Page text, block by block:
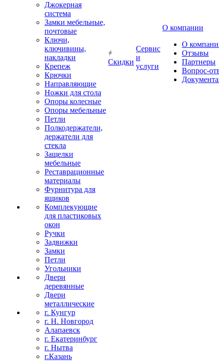
Джокерная
система
Замки мебельные,
почтовые
Ключи,
ключивины,
накладки
Крепеж
Крючки
Направляющие
Ножки для стола
Опоры колесные
Опоры мебельные
Петли
Полкодержатели,
держатели для
стекла
Защелки
мебельные
Реставрационные
материалы
Фурнитура для
ящиков
Комплекующие
для пластиковых
окон
Ручки
Задвижки
Замки
Петли
Угольники
Двери
деревянные
Двери
металлические
г. Кунгур
г. Н. Новгород
Алапаевск
г. Екатеринбург
г. Нытва
г.Казань
Скидки
Сервис
и
услуги
О компании
О
Отзывы
Партнеры
Вопрос-